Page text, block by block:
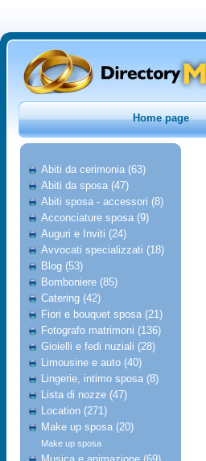
Home page
Abiti da cerimonia (63)
Abiti da sposa (47)
Abiti sposa - accessori (8)
Acconciature sposa (9)
Auguri e Inviti (24)
Avvocati specializzati (18)
Blog (53)
Bomboniere (85)
Catering (42)
Fiori e bouquet sposa (21)
Fotografo matrimoni (136)
Gioielli e fedi nuziali (28)
Limousine e auto (40)
Lingerie, intimo sposa (8)
Lista di nozze (47)
Location (271)
Make up sposa (20)
Make up sposa